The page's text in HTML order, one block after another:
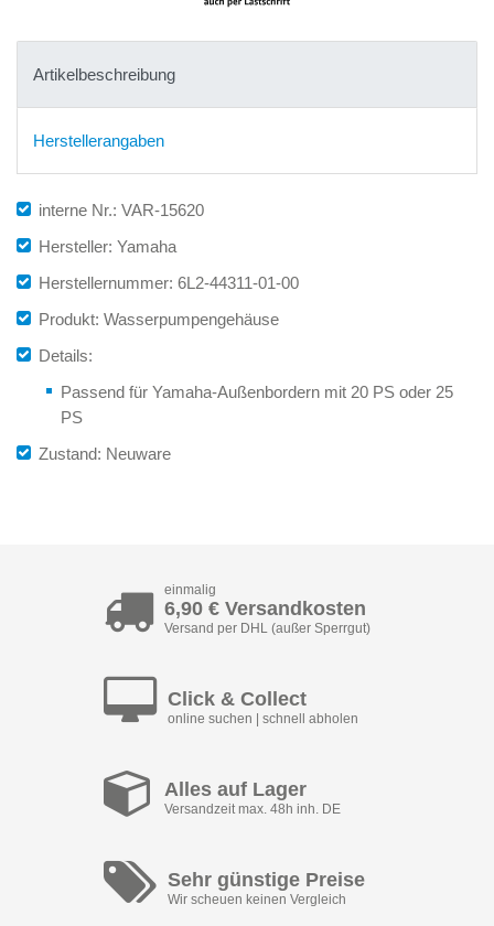
Artikelbeschreibung
Herstellerangaben
interne Nr.: VAR-15620
Hersteller: Yamaha
Herstellernummer: 6L2-44311-01-00
Produkt: Wasserpumpengehäuse
Details:
Passend für Yamaha-Außenbordern mit 20 PS oder 25
PS
Zustand: Neuware
einmalig
6,90 € Versandkosten
Versand per DHL (außer Sperrgut)
Click & Collect
online suchen | schnell abholen
Alles auf Lager
Versandzeit max. 48h inh. DE
Sehr günstige Preise
Wir scheuen keinen Vergleich